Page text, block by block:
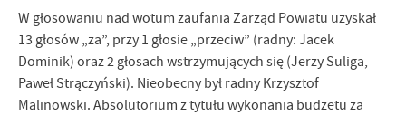
W głosowaniu nad wotum zaufania Zarząd Powiatu uzyskał
13 głosów „za”, przy 1 głosie „przeciw” (radny: Jacek
Dominik) oraz 2 głosach wstrzymujących się (Jerzy Suliga,
Paweł Strączyński). Nieobecny był radny Krzysztof
Malinowski. Absolutorium z tytułu wykonania budżetu za
ocenę naszych serwisów internetowych pod względem ich
popularności wśród użytkowników. Zgromadzone informacje są
przetwarzane w formie zanonimizowanej. Wyrażenie zgody na
analityczne pliki cookies gwarantuje dostępność wszystkich
funkcjonalności.
Reklamowe
Dzięki reklamowym plikom cookies prezentujemy Ci najciekawsze
informacje i aktualności na stronach naszych partnerów.
Promocyjne pliki cookies służą do prezentowania Ci naszych
komunikatów na podstawie analizy Twoich upodobań oraz Twoich
Więcej